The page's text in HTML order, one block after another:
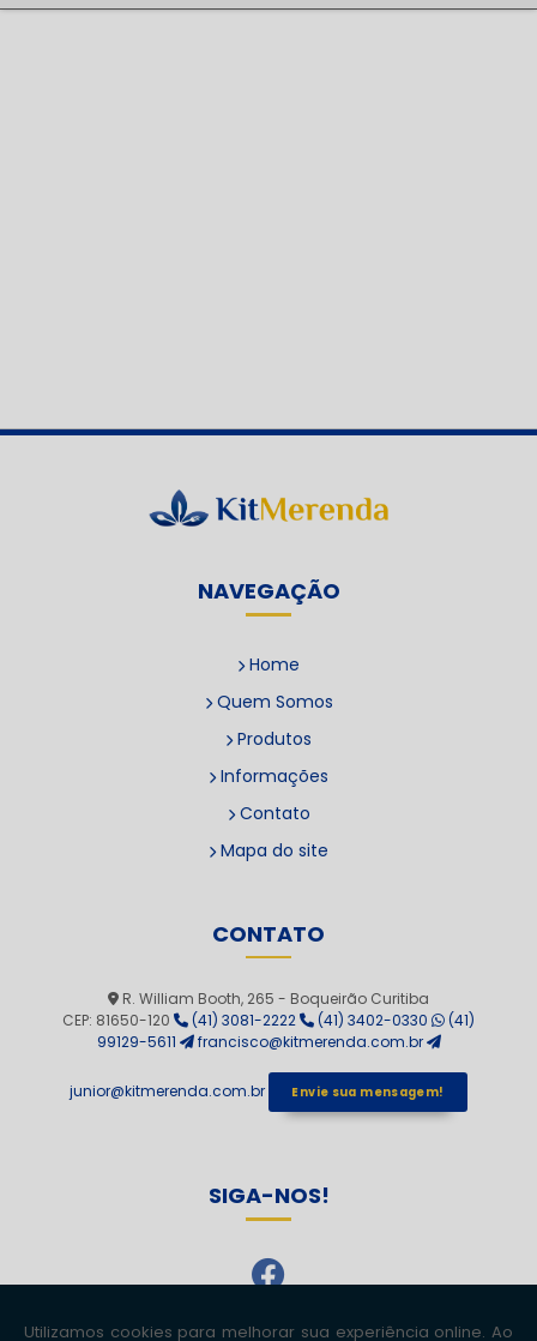
NAVEGAÇÃO
Home
Quem Somos
Produtos
Informações
Contato
Mapa do site
CONTATO
R. William Booth, 265 - Boqueirão Curitiba
CEP: 81650-120
(41) 3081-2222 (41) 3402-0330
(41)
99129-5611
francisco@kitmerenda.com.br
junior@kitmerenda.com.br Envie sua mensagem!
SIGA-NOS!